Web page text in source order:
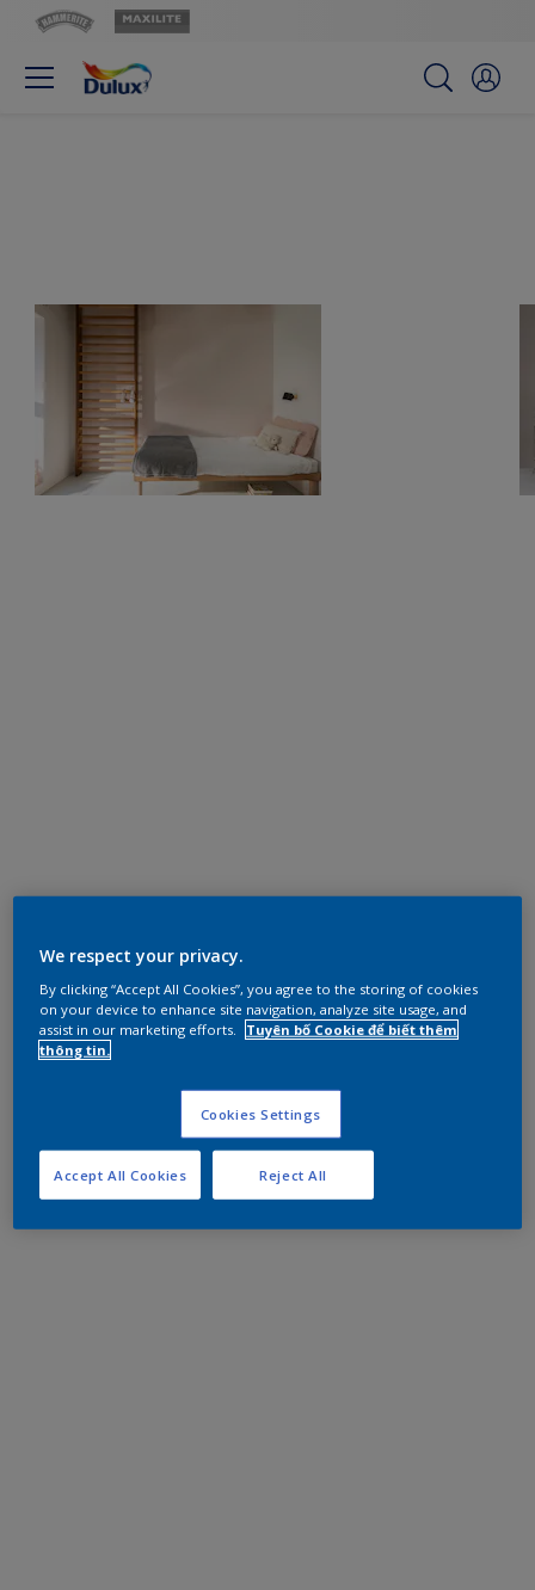
We respect your privacy.
By clicking “Accept All Cookies”, you agree to the storing of cookies
on your device to enhance site navigation, analyze site usage, and
assist in our marketing efforts.
Tuyên bố Cookie để biết thêm
thông tin.
Cookies Settings
Reject All
Accept All Cookies